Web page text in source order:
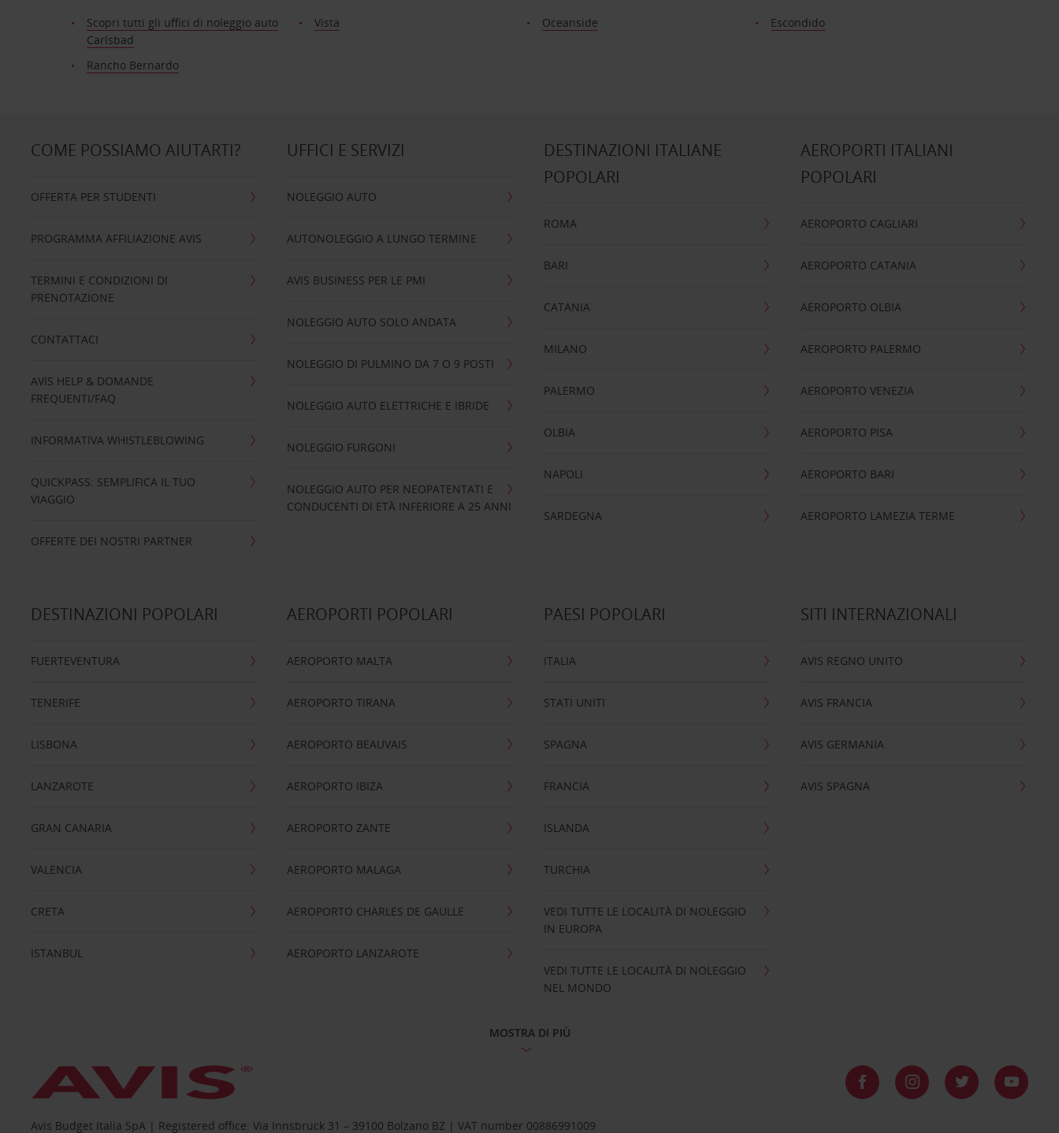
Scopri tutti gli uffici di noleggio auto
Carlsbad
Vista Oceanside Escondido
Rancho Bernardo
COME POSSIAMO AIUTARTI?
OFFERTA PER STUDENTI
PROGRAMMA AFFILIAZIONE AVIS
TERMINI E CONDIZIONI DI
PRENOTAZIONE
CONTATTACI
AVIS HELP & DOMANDE
FREQUENTI/FAQ
INFORMATIVA WHISTLEBLOWING
QUICKPASS: SEMPLIFICA IL TUO
VIAGGIO
OFFERTE DEI NOSTRI PARTNER
UFFICI E SERVIZI
NOLEGGIO AUTO
AUTONOLEGGIO A LUNGO TERMINE
AVIS BUSINESS PER LE PMI
NOLEGGIO AUTO SOLO ANDATA
NOLEGGIO DI PULMINO DA 7 O 9 POSTI
NOLEGGIO AUTO ELETTRICHE E IBRIDE
NOLEGGIO FURGONI
NOLEGGIO AUTO PER NEOPATENTATI E
CONDUCENTI DI ETÀ INFERIORE A 25 ANNI
DESTINAZIONI ITALIANE
POPOLARI
ROMA
BARI
CATANIA
MILANO
PALERMO
OLBIA
NAPOLI
SARDEGNA
AEROPORTI ITALIANI
POPOLARI
AEROPORTO CAGLIARI
AEROPORTO CATANIA
AEROPORTO OLBIA
AEROPORTO PALERMO
AEROPORTO VENEZIA
AEROPORTO PISA
AEROPORTO BARI
AEROPORTO LAMEZIA TERME
DESTINAZIONI POPOLARI
FUERTEVENTURA
TENERIFE
LISBONA
LANZAROTE
GRAN CANARIA
VALENCIA
CRETA
ISTANBUL
AEROPORTI POPOLARI
AEROPORTO MALTA
AEROPORTO TIRANA
AEROPORTO BEAUVAIS
AEROPORTO IBIZA
AEROPORTO ZANTE
AEROPORTO MALAGA
AEROPORTO CHARLES DE GAULLE
AEROPORTO LANZAROTE
PAESI POPOLARI
ITALIA
STATI UNITI
SPAGNA
FRANCIA
ISLANDA
TURCHIA
VEDI TUTTE LE LOCALITÀ DI NOLEGGIO
IN EUROPA
VEDI TUTTE LE LOCALITÀ DI NOLEGGIO
NEL MONDO
SITI INTERNAZIONALI
AVIS REGNO UNITO
AVIS FRANCIA
AVIS GERMANIA
AVIS SPAGNA
MOSTRA DI PIÙ
Avis Budget Italia SpA | Registered office: Via Innsbruck 31 – 39100 Bolzano BZ | VAT number 00886991009